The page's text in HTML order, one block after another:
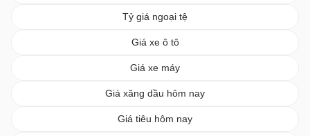
Tỷ giá ngoại tệ
Giá xe ô tô
Giá xe máy
Giá xăng dầu hôm nay
Giá tiêu hôm nay